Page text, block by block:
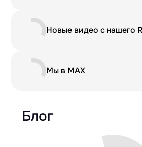
Новые видео с нашего
Мы в MAX
Блог